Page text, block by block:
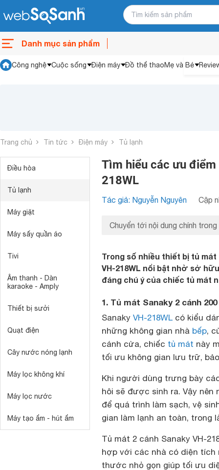
Danh mục sản phẩm
Công nghệ Cuộc sống Điện máy Đồ thể thaoMẹ và Bé
Trang chủ Tin tức Điện máy Tủ lạnh
Điều hòa
Tủ lạnh
Máy giặt
Máy sấy quần áo
Tivi
Âm thanh - Dàn
karaoke - Amply
Thiết bị sưởi
Quạt điện
Cây nước nóng lạnh
Máy lọc không khí
Máy lọc nước
Máy tạo ẩm - hút ẩm
Tìm hiểu các ưu
218WL
Tác giả: Nguyễn Nguyên Cập
Chuyển tới nội dung chính trong
Trong số nhiều thiết bị tủ
VH-218WL nổi bật nhờ sở
đáng chú ý của chiếc tủ mát
1. Tủ mát Sanaky 2 cánh
Sanaky VH-218WL có kiểu
những không gian nhà bếp,
cánh cửa, chiếc tủ mát này
tối ưu không gian lưu trữ,
Khi người dùng trưng bày
hôi sẽ được sinh ra. Vậy
để quá trình làm sạch, vệ
gian làm lạnh an toàn, trong
Tủ mát 2 cánh Sanaky VH-
hợp với các nhà có diện tích
thước nhỏ gọn giúp tối ưu